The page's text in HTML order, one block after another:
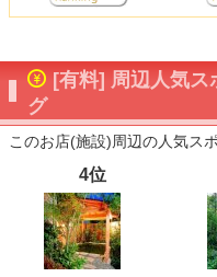
[有料] 周辺人気ス
グ
このお店(施設)周辺の人気ス
4位